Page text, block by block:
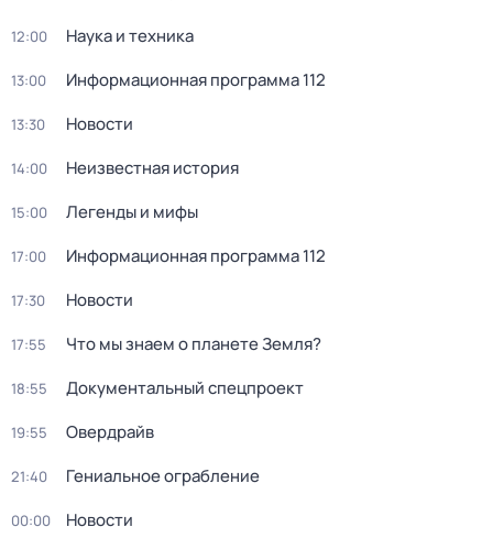
12:00 Наука и техника
13:00 Информационная программа 112
13:30 Новости
14:00 Неизвестная история
15:00 Легенды и мифы
17:00 Информационная программа 112
17:30 Новости
17:55 Что мы знаем о планете Земля?
18:55 Документальный спецпроект
19:55 Овердрайв
21:40 Гениальное ограбление
00:00 Новости